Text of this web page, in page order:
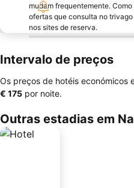
mudam frequentemente.
ofertas que consulta no
nos sites de reserva.
Intervalo de preços
Os preços de hotéis económicos
‎€ 175 por noite.
Outras estadias em